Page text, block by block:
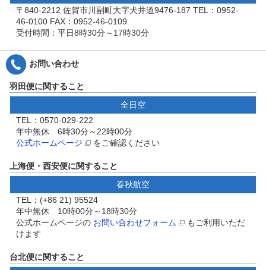
〒840-2212 佐賀市川副町大字犬井道9476-187 TEL：0952-
46-0100 FAX：0952-46-0109
受付時間：平日8時30分～17時30分
お問い合わせ
羽田便に関すること
全日空
TEL：0570-029-222
年中無休 6時30分～22時00分
公式ホームページ
をご確認ください
上海便・西安便に関すること
春秋航空
TEL：(+86 21) 95524
年中無休 10時00分～18時30分
公式ホームページの お問い合わせフォーム
もご利用いただ
けます
台北便に関すること